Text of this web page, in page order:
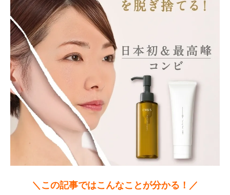
＼この記事ではこんなことが分かる！／